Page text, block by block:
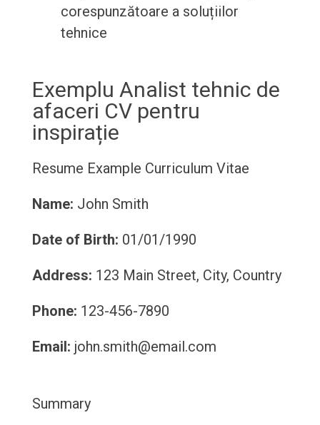
corespunzătoare a soluțiilor
tehnice
Exemplu Analist tehnic de
afaceri CV pentru
inspirație
Resume Example Curriculum Vitae
Name: John Smith
Date of Birth: 01/01/1990
Address: 123 Main Street, City, Country
Phone: 123-456-7890
Email: john.smith@email.com
Summary